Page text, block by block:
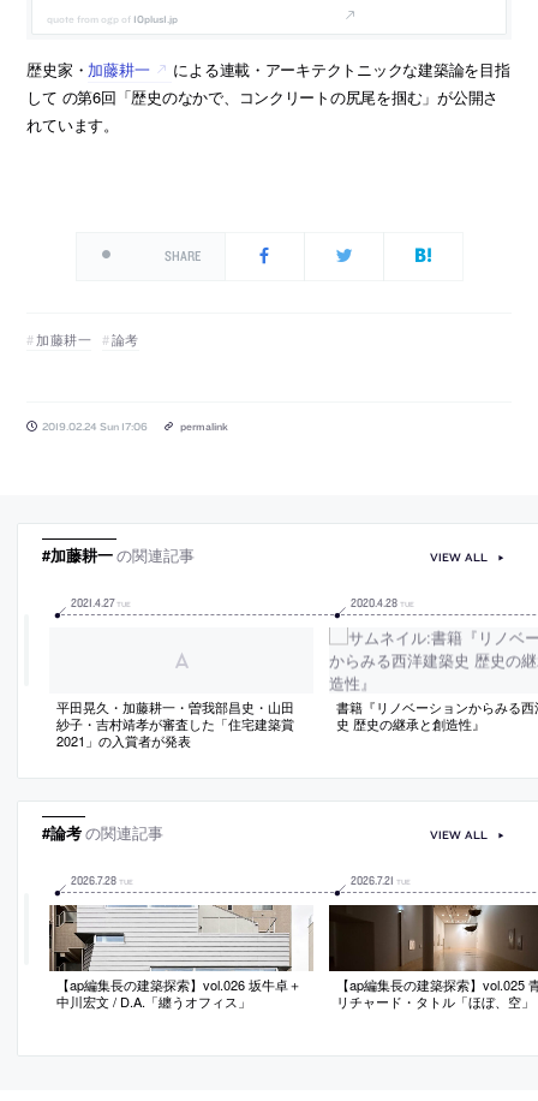
10plus1.jp
歴史家・ 加藤耕一
による連載・アーキテクトニックな建築論を目指
して の第6回「歴史のなかで、コンクリートの尻尾を掴む」が公開さ
れています。
SHARE
加藤耕一 論考
2019.02.24 Sun 17:06 permalink
#加藤耕一の関連記事
2021 4.27 TUE
平田晃久・加藤耕一・曽我部昌史・山田
紗子・吉村靖孝が審査した「住宅建築賞
2021」の入賞者が発表
2020.4.28 TUE
書籍『リノベーションからみる西
史 歴史の継承と創造性』
VIEW ALL
#論考の関連記事
2026.7.28 TUE
【ap編集長の建築探索】vol.026 坂牛卓＋
中川宏文 / D.A.「纏うオフィス」
2026.7.21 TUE
【ap編集長の建築探索】vol.025
リチャード・タトル「ほぼ、空」
VIEW ALL